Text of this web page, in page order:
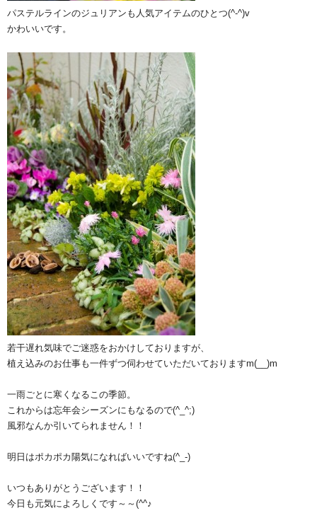
パステルラインのジュリアンも人気アイテムのひとつ(^-^)v
かわいいです。
若干遅れ気味でご迷惑をおかけしておりますが、
植え込みのお仕事も一件ずつ伺わせていただいておりますm(__)m
一雨ごとに寒くなるこの季節。
これからは忘年会シーズンにもなるので(^_^;)
風邪なんか引いてられません！！
明日はポカポカ陽気になればいいですね(^_-)
いつもありがとうございます！！
今日も元気によろしくです～～(^^♪